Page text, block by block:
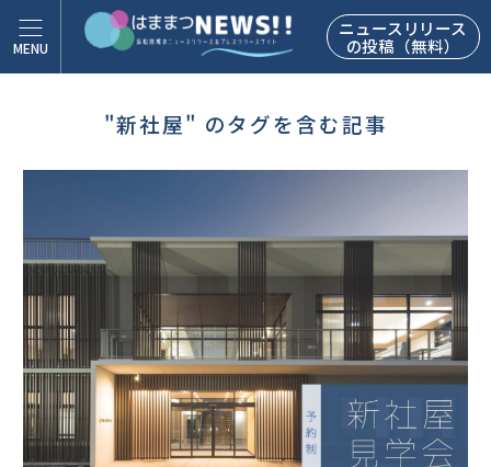
ニュースリリース
の投稿（無料）
"新社屋" のタグを含む記事